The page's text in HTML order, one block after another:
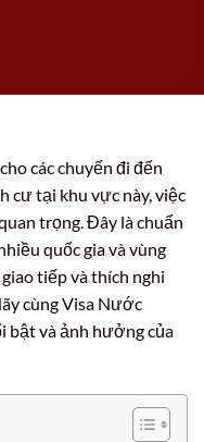
các chuyến đi đến
cư tại khu vực này, việc
trọng. Đây là chuẩn
quốc gia và vùng
tiếp và thích nghi
cùng Visa Nước
bật và ảnh hưởng của